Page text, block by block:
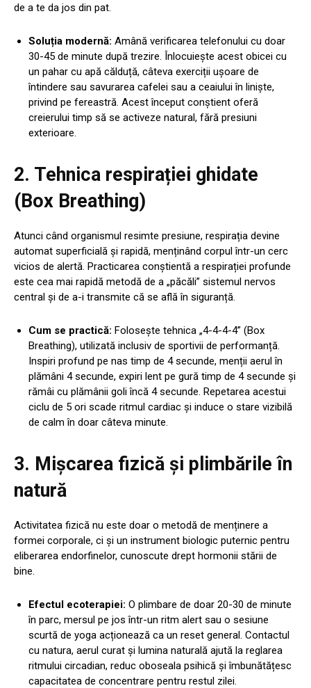
de a te da jos din pat.
Soluția modernă: Amână verificarea telefonului cu doar
30-45 de minute după trezire. Înlocuiește acest obicei cu
un pahar cu apă călduță, câteva exerciții ușoare de
întindere sau savurarea cafelei sau a ceaiului în liniște,
privind pe fereastră. Acest început conștient oferă
creierului timp să se activeze natural, fără presiuni
exterioare.
2. Tehnica respirației ghidate
(Box Breathing)
Atunci când organismul resimte presiune, respirația devine
automat superficială și rapidă, menținând corpul într-un cerc
vicios de alertă. Practicarea conștientă a respirației profunde
este cea mai rapidă metodă de a „păcăli” sistemul nervos
central și de a-i transmite că se află în siguranță.
Cum se practică: Folosește tehnica „4-4-4-4” (Box
Breathing), utilizată inclusiv de sportivii de performanță.
Inspiri profund pe nas timp de 4 secunde, menții aerul în
plămâni 4 secunde, expiri lent pe gură timp de 4 secunde și
rămâi cu plămânii goli încă 4 secunde. Repetarea acestui
ciclu de 5 ori scade ritmul cardiac și induce o stare vizibilă
de calm în doar câteva minute.
3. Mișcarea fizică și plimbările în
natură
Activitatea fizică nu este doar o metodă de menținere a
formei corporale, ci și un instrument biologic puternic pentru
eliberarea endorfinelor, cunoscute drept hormonii stării de
bine.
Efectul ecoterapiei: O plimbare de doar 20-30 de minute
în parc, mersul pe jos într-un ritm alert sau o sesiune
scurtă de yoga acționează ca un reset general. Contactul
cu natura, aerul curat și lumina naturală ajută la reglarea
ritmului circadian, reduc oboseala psihică și îmbunătățesc
capacitatea de concentrare pentru restul zilei.